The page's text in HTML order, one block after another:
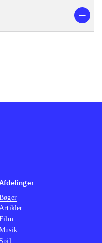
Afdelinger
Bøger
Artikler
Film
Musik
Spil